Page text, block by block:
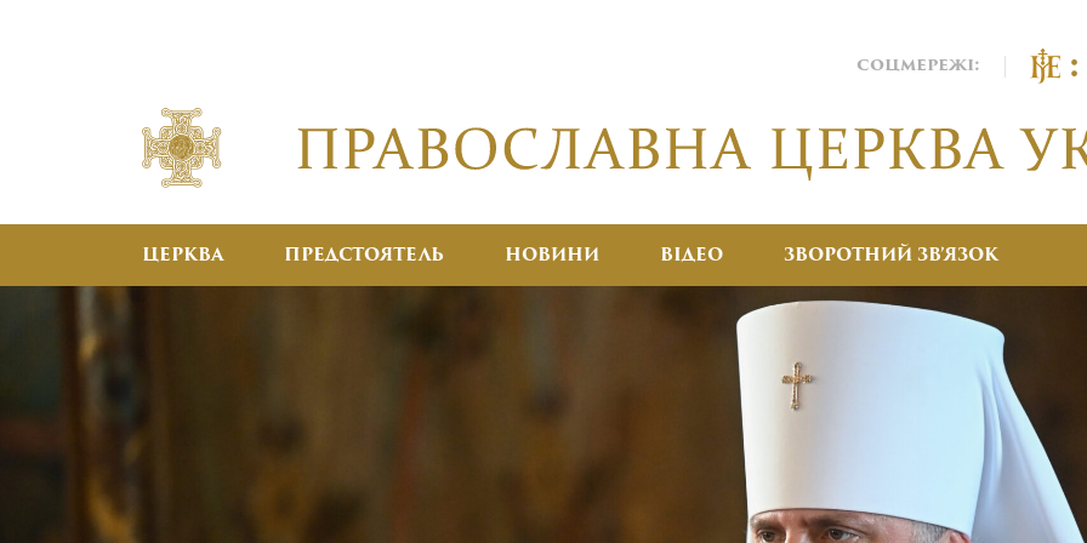
соцмережі:
ЦЕРКВА ПРЕДСТОЯТЕЛЬ НОВИНИ ВІДЕО ЗВОРОТНИЙ ЗВ’ЯЗОК